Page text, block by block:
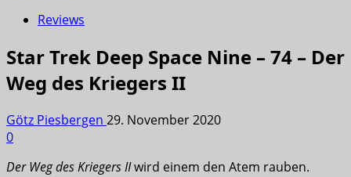
Reviews
Star Trek Deep Space Nine – 74 – Der
Weg des Kriegers II
Götz Piesbergen 29. November 2020
0
Der Weg des Kriegers IIwird einem den Atem rauben.